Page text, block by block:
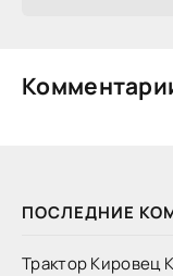
ПОСЛЕДНИЕ
Трактор Кировец